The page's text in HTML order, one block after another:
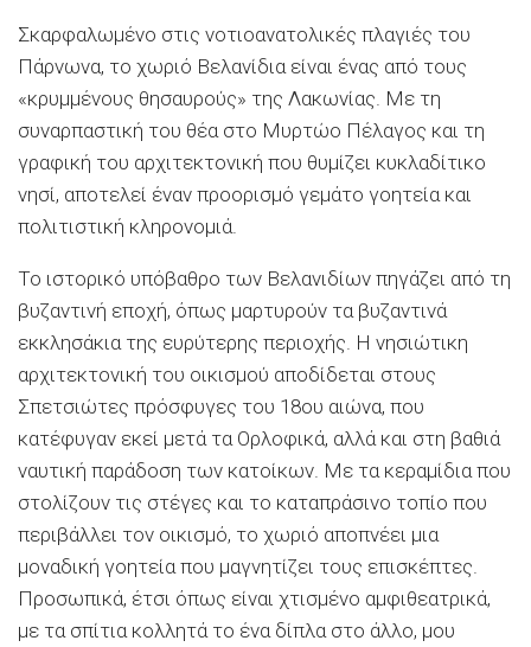
Σκαρφαλωμένο στις νοτιοανατολικές πλαγιές του
Πάρνωνα, το χωριό Βελανίδια είναι ένας από τους
«κρυμμένους θησαυρούς» της Λακωνίας. Με τη
συναρπαστική του θέα στο Μυρτώο Πέλαγος και τη
γραφική του αρχιτεκτονική που θυμίζει κυκλαδίτικο
νησί, αποτελεί έναν προορισμό γεμάτο γοητεία και
πολιτιστική κληρονομιά.
Το ιστορικό υπόβαθρο των Βελανιδίων πηγάζει από τη
βυζαντινή εποχή, όπως μαρτυρούν τα βυζαντινά
εκκλησάκια της ευρύτερης περιοχής. Η νησιώτικη
αρχιτεκτονική του οικισμού αποδίδεται στους
Σπετσιώτες πρόσφυγες του 18ου αιώνα, που
κατέφυγαν εκεί μετά τα Ορλοφικά, αλλά και στη βαθιά
ναυτική παράδοση των κατοίκων. Με τα κεραμίδια που
στολίζουν τις στέγες και το καταπράσινο τοπίο που
περιβάλλει τον οικισμό, το χωριό αποπνέει μια
μοναδική γοητεία που μαγνητίζει τους επισκέπτες.
Προσωπικά, έτσι όπως είναι χτισμένο αμφιθεατρικά,
με τα σπίτια κολλητά το ένα δίπλα στο άλλο, μου